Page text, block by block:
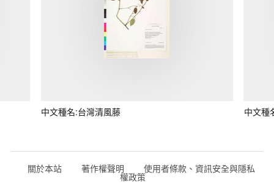
中文種名:台灣清風藤 中文種
關於本站 著作權聲明 使用者條款、資訊安全與隱私
權政策